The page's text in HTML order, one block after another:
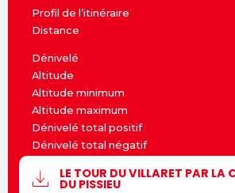
Profil de l’itinéraire
Distance
Dénivelé
Altitude
Altitude minimum
Altitude maximum
Dénivelé total positif
Dénivelé total négatif
Documentation
LE TOUR DU VILLARET PAR LA
DU PISSIEU